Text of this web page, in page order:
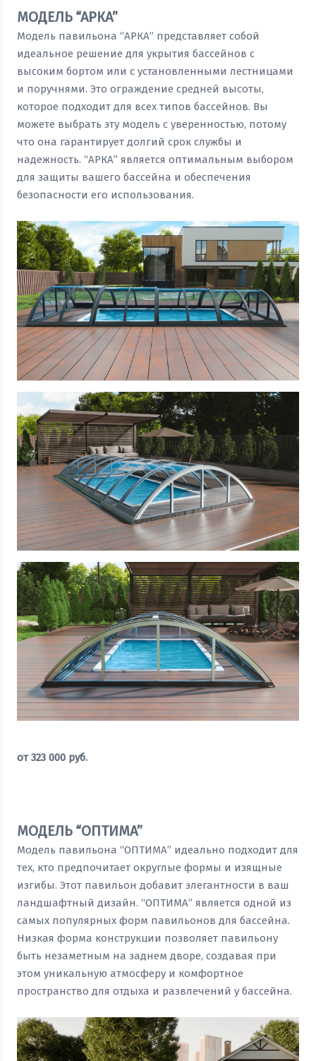
МОДЕЛЬ “АРКА”
Модель павильона “АРКА” представляет собой
идеальное решение для укрытия бассейнов с
высоким бортом или с установленными лестницами
и поручнями. Это ограждение средней высоты,
которое подходит для всех типов бассейнов. Вы
можете выбрать эту модель с уверенностью, потому
что она гарантирует долгий срок службы и
надежность. “АРКА” является оптимальным выбором
для защиты вашего бассейна и обеспечения
безопасности его использования.
от323 000 руб.
МОДЕЛЬ “ОПТИМА”
Модель павильона “ОПТИМА” идеально подходит для
тех, кто предпочитает округлые формы и изящные
изгибы. Этот павильон добавит элегантности в ваш
ландшафтный дизайн. “ОПТИМА” является одной из
самых популярных форм павильонов для бассейна.
Низкая форма конструкции позволяет павильону
быть незаметным на заднем дворе, создавая при
этом уникальную атмосферу и комфортное
пространство для отдыха и развлечений у бассейна.